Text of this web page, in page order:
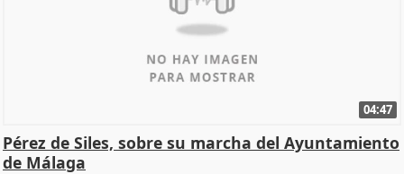
04:47
Pérez de Siles, sobre su marcha del Ayuntamiento
de Málaga